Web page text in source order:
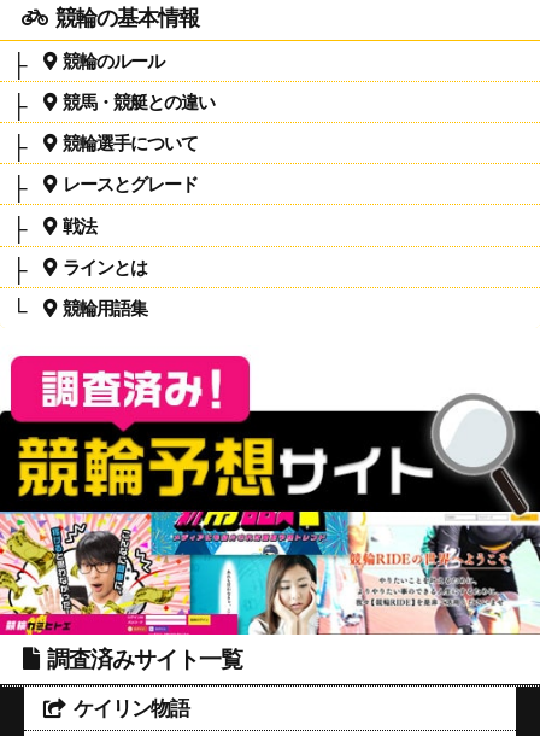
競輪の基本情報
競輪のルール
競馬・競艇との違い
競輪選手について
レースとグレード
戦法
ラインとは
競輪用語集
調査済みサイト一覧
ケイリン物語